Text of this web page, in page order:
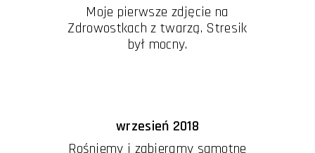
Moje pierwsze zdjęcie na
Zdrowostkach z twarzą. Stresik
był mocny.
wrzesień 2018
Rośniemy i zabieramy samotne